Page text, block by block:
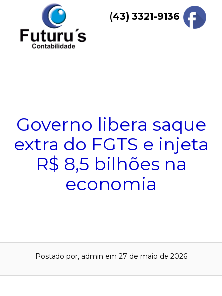
content
(43) 3321-9136
Governo libera saque
extra do FGTS e injeta
R$ 8,5 bilhões na
economia
Postado por, admin em 27 de maio de 2026